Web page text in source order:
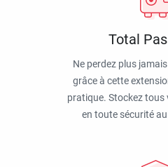
Total
Ne perdez plus
grâce à cette
pratique. Stockez tous
en toute sécurité